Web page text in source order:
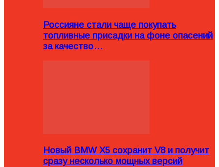
Россияне стали чаще покупать
топливные присадки на фоне опасений
за качество…
Новый BMW X5 сохранит V8 и получит
сразу несколько мощных версий